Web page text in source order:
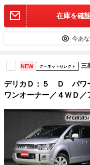
在庫を確
今あ
NEW グーネットセレクト 三
デリカＤ：５ Ｄ パワ
ワンオーナー／４ＷＤ
Ｂカメラ／フリップダ
ィーラー記録簿／キセ
マートキー